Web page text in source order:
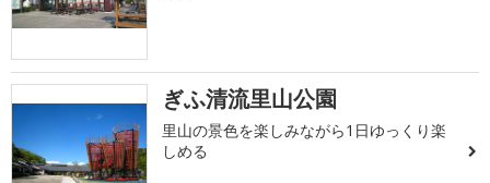
ぎふ清流里山公園
里山の景色を楽しみながら1日ゆっくり楽
しめる